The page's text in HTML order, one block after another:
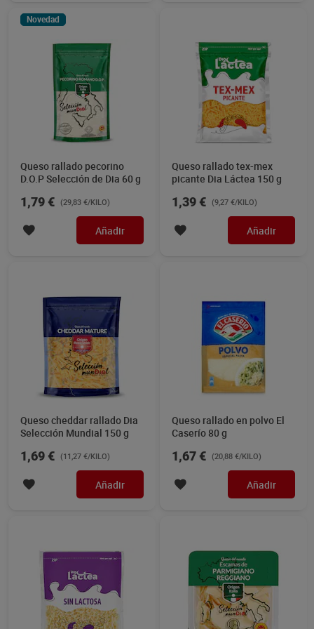
Novedad
Queso rallado pecorino
D.O.P Selección de Dia 60 g
1,79 € (29,83 €/KILO)
Añadir
Queso rallado tex-mex
picante Dia Láctea 150 g
1,39 € (9,27 €/KILO)
Añadir
Queso cheddar rallado Dia
Selección Mundial 150 g
1,69 € (11,27 €/KILO)
Añadir
Queso rallado en polvo El
Caserío 80 g
1,67 € (20,88 €/KILO)
Añadir